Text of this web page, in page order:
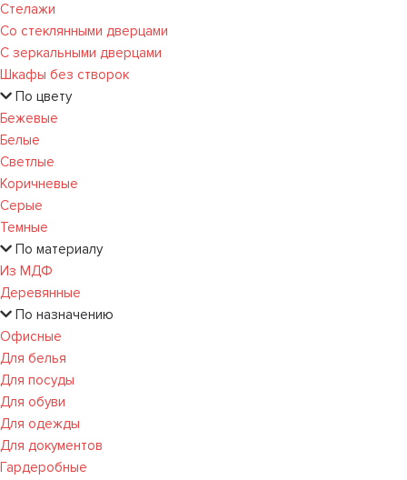
Стелажи
Со стеклянными дверцами
С зеркальными дверцами
Шкафы без створок
По цвету
Бежевые
Белые
Светлые
Коричневые
Серые
Темные
По материалу
Из МДФ
Деревянные
По назначению
Офисные
Для белья
Для посуды
Для обуви
Для одежды
Для документов
Гардеробные